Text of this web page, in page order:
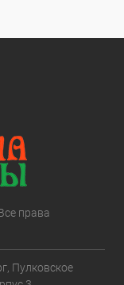
права
Пулковское